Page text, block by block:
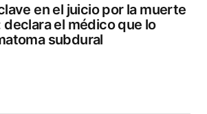
en el juicio por la muerte
declara el médico que lo
subdural